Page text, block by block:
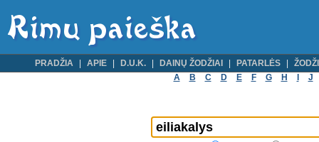
PRADŽIA APIE D.U.K. DAINŲ ŽODŽIAI PATARLĖS
A
B C D E F G H J